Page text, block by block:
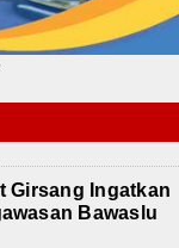
Girsang Ingatkan
Bawaslu